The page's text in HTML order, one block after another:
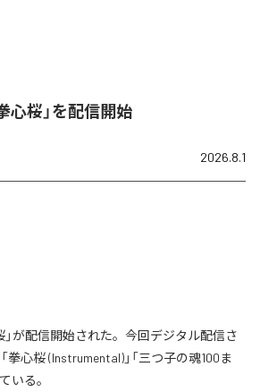
心桜」を配信開始
2026.8.1
」が配信開始された。今回デジタル配信さ
拳心桜 (Instrumental)」「三つ子の魂100ま
いる。